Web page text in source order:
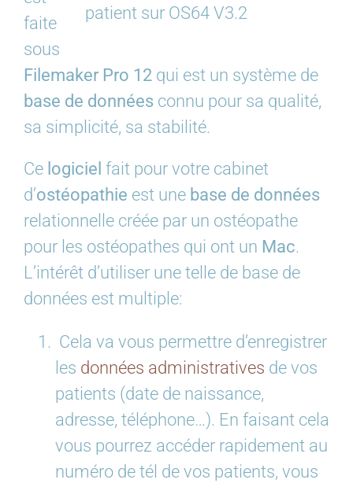
patient sur OS64 V3.2
faite
sous
Filemaker Pro 12 qui est un système de
base de données connu pour sa qualité,
sa simplicité, sa stabilité.
Ce logiciel fait pour votre cabinet
d’ostéopathie est une base de données
relationnelle créée par un ostéopathe
pour les ostéopathes qui ont un Mac.
L’intérêt d’utiliser une telle de base de
données est multiple:
Cela va vous permettre d’enregistrer
les données administratives de vos
patients (date de naissance,
adresse, téléphone…). En faisant cela
vous pourrez accéder rapidement au
numéro de tél de vos patients, vous